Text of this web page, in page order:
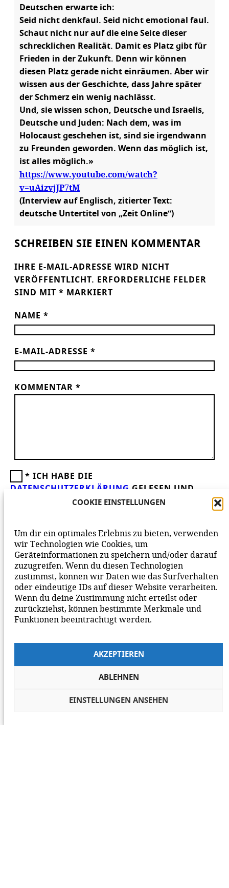
COOKIE EINSTELLUNGEN
Um dir ein optimales Erlebnis zu bieten, verwenden
wir Technologien wie Cookies, um
Geräteinformationen zu speichern und/oder darauf
zuzugreifen. Wenn du diesen Technologien
zustimmst, können wir Daten wie das Surfverhalten
oder eindeutige IDs auf dieser Website verarbeiten.
Wenn du deine Zustimmung nicht erteilst oder
zurückziehst, können bestimmte Merkmale und
Funktionen beeinträchtigt werden.
AKZEPTIEREN
ABLEHNEN
EINSTELLUNGEN ANSEHEN
Deutschen erwarte ich:
Seid nicht denkfaul. Seid nicht emotional faul.
Schaut nicht nur auf die eine Seite dieser
schrecklichen Realität. Damit es Platz gibt für
Frieden in der Zukunft. Denn wir können
diesen Platz gerade nicht einräumen. Aber wir
wissen aus der Geschichte, dass Jahre später
der Schmerz ein wenig nachlässt.
Und, sie wissen schon, Deutsche und Israelis,
Deutsche und Juden: Nach dem, was im
Holocaust geschehen ist, sind sie irgendwann
zu Freunden geworden. Wenn das möglich ist,
ist alles möglich.»
https://www.youtube.com/watch?
v=uAizvjJP7tM
(Interview auf Englisch, zitierter Text:
deutsche Untertitel von „Zeit Online“)
SCHREIBEN SIE EINEN KOMMENTAR
IHRE E-MAIL-ADRESSE WIRD NICHT
VERÖFFENTLICHT.
ERFORDERLICHE FELDER
SIND MIT * MARKIERT
NAME *
E-MAIL-ADRESSE *
KOMMENTAR *
* ICH HABE DIE
DATENSCHUTZERKLÄRUNG GELESEN UND
AKZEPTIERE DIESE.WIR FREUEN UNS ÜBER
MITEINANDER AUF UNSERER SEITE.